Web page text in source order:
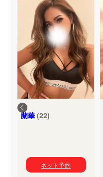
蘭華(22)
ネット予約